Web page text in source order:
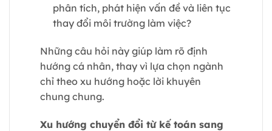
phân tích, phát hiện vấn đề và liên tục
thay đổi môi trường làm việc?
Những câu hỏi này giúp làm rõ định
hướng cá nhân, thay vì lựa chọn ngành
chỉ theo xu hướng hoặc lời khuyên
chung chung.
Xu hướng chuyển đổi từ kế toán sang